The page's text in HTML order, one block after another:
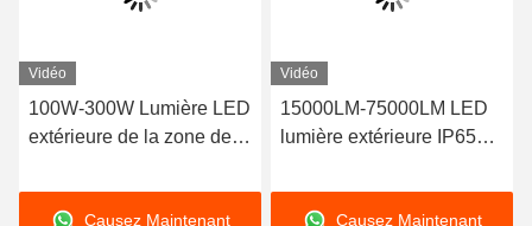
Vidéo
100W-300W Lumière LED
extérieure de la zone de
les travaux de rue / route
Causez Maintenant
Vidéo
15000LM-75000LM LED
lumière extérieure IP65
couleur réglable
Causez Maintenant